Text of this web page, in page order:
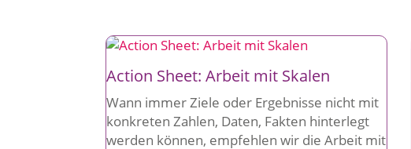
Action Sheet: Arbeit mit Skalen
Wann immer Ziele oder Ergebnisse nicht mit
konkreten Zahlen, Daten, Fakten hinterlegt
werden können, empfehlen wir die Arbeit mit